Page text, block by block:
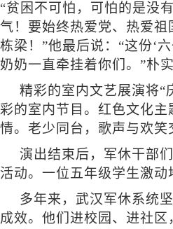
“贫困不可怕，可怕的是没
气！要始终热爱党、热爱
栋梁！”他最后说：“这份‘
奶奶一直牵挂着你们。”朴
精彩的室内文艺展演将“
彩的室内节目。红色文化
情。老少同台，歌声与欢
演出结束后，军休干部
活动。一位五年级学生激动
多年来，武汉军休系统
成效。他们进校园、进社